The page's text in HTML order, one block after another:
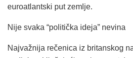
euroatlantski put zemlje.
Nije svaka “politička ideja” nevina
Najvažnija rečenica iz britanskog